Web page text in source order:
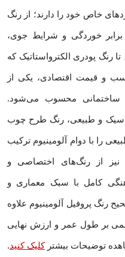
خاص خود را دارند؛ از رنگ
برابر خوردگی و شرایط جوی،
رنگ پودری الکترواستاتیک که
و قیمت اقتصادی، یکی از
ساختمانی محسوب می‌شود.
و طبیعی، رنگ طرح چوب
را با دوام آلومینیوم ترکیب
از رنگ‌های اختصاصی و
کامل با سبک معماری و
رنگ پروفیل آلومینیوم علاوه
بر طول عمر و ارزش نهایی
توضیحات بیشترکلیک کنید.